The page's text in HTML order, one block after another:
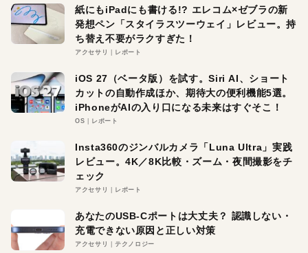
紙にもiPadにも書ける!? エレコム×ゼブラの新
発想ペン「スタイラスツーウェイ」レビュー。持
ち替え不要がラクすぎた！
アクセサリ レポート
iOS 27（ベータ版）を試す。Siri AI、ショート
カットの自動作成ほか、期待大の便利機能5選。
iPhoneがAIの入り口になる未来はすぐそこ！
OS レポート
Insta360のジンバルカメラ「Luna Ultra」実践
レビュー。4K／8K比較・ズーム・夜間撮影をチ
ェック
アクセサリ レポート
あなたのUSB-Cポートは大丈夫？ 認識しない・
充電できない原因と正しい対策
アクセサリ テクノロジー